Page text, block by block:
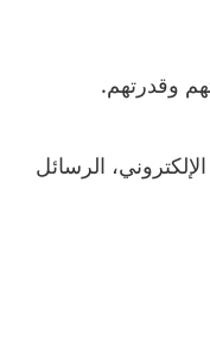
وقدرتهم.
الرسائل